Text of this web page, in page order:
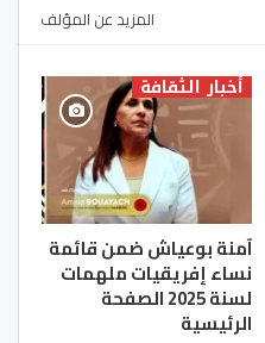
المزيد عن المؤلف
أخبار الثقافة
آمنة بوعياش ضمن قائمة
نساء إفريقيات ملهمات
لسنة 2025 الصفحة
الرئيسية